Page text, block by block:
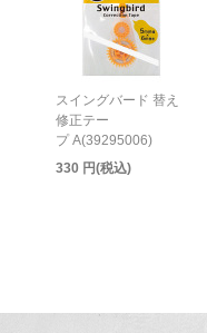
スイングバード 替え
修正テー
プ A(39295006)
330 円(税込)